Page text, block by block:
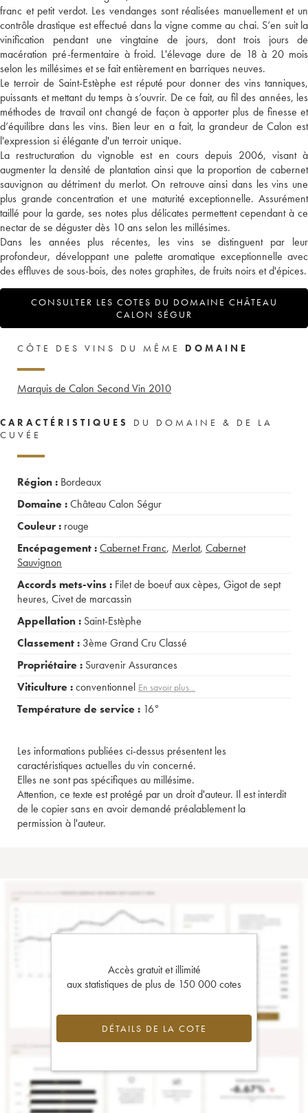
franc et petit verdot. Les vendanges sont réalisées manuellement et un
contrôle drastique est effectué dans la vigne comme au chai. S’en suit la
vinification pendant une vingtaine de jours, dont trois jours de
macération pré-fermentaire à froid. L'élevage dure de 18 à 20 mois
selon les millésimes et se fait entièrement en barriques neuves.
Le terroir de Saint-Estèphe est réputé pour donner des vins tanniques,
puissants et mettant du temps à s’ouvrir. De ce fait, au fil des années, les
méthodes de travail ont changé de façon à apporter plus de finesse et
d’équilibre dans les vins. Bien leur en a fait, la grandeur de Calon est
l'expression si élégante d'un terroir unique.
La restructuration du vignoble est en cours depuis 2006, visant à
augmenter la densité de plantation ainsi que la proportion de cabernet
sauvignon au détriment du merlot. On retrouve ainsi dans les vins une
plus grande concentration et une maturité exceptionnelle. Assurément
taillé pour la garde, ses notes plus délicates permettent cependant à ce
nectar de se déguster dès 10 ans selon les millésimes.
Dans les années plus récentes, les vins se distinguent par leur
profondeur, développant une palette aromatique exceptionnelle avec
des effluves de sous-bois, des notes graphites, de fruits noirs et d'épices.
CONSULTER LES COTES DU DOMAINE CHÂTEAU
CALON SÉGUR
CÔTE DES VINS DU MÊME DOMAINE
Marquis de Calon Second Vin 2010
CARACTÉRISTIQUES
DU DOMAINE & DE LA
CUVÉE
Région : Bordeaux
Domaine :Château Calon Ségur
Couleur : rouge
Encépagement :Cabernet Franc, Merlot, Cabernet
Sauvignon
Accords mets-vins : Filet de boeuf aux cèpes, Gigot de sept
heures, Civet de marcassin
Appellation : Saint-Estèphe
Classement : 3ème Grand Cru Classé
Propriétaire : Suravenir Assurances
Viticulture :conventionnel En savoir plus...
Température de service : 16°
Les informations publiées ci-dessus présentent les
caractéristiques actuelles du vin concerné.
Elles ne sont pas spécifiques au millésime.
Attention, ce texte est protégé par un droit d'auteur. Il est interdit
de le copier sans en avoir demandé préalablement la
permission à l'auteur.
Accès gratuit et illimité
aux statistiques de plus de 150 000 cotes
DÉTAILS DE LA COTE